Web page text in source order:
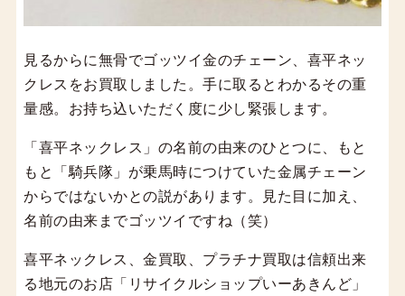
見るからに無骨でゴッツイ金のチェーン、喜平ネッ
クレスをお買取しました。手に取るとわかるその重
量感。お持ち込いただく度に少し緊張します。
「喜平ネックレス」の名前の由来のひとつに、もと
もと「騎兵隊」が乗馬時につけていた金属チェーン
からではないかとの説があります。見た目に加え、
名前の由来までゴッツイですね（笑）
喜平ネックレス、金買取、プラチナ買取は信頼出来
る地元のお店「リサイクルショップいーあきんど」